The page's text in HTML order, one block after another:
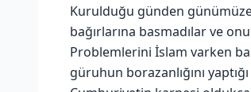
Kurulduğu günden
bağırlarına basmadılar ve
Problemlerini İslam varken
güruhun borazanlığını